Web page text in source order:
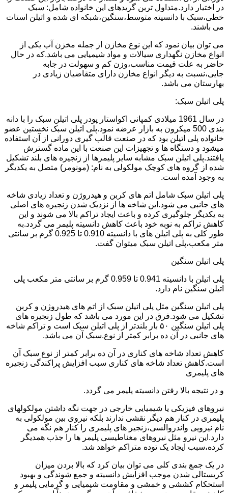
در اختیار دارد.متداول ترین گریدهای این خانواده شامل: سبک
خطی،سبک با دانسیته متوسط،سنگین،شبکه ای شده و اتیلن استات
می باشند.
می توان بیان نمود که این نوع مخازن از جمله مخزن آب یکی از
انواع مخازن نگهداری سیالات و مواد شیمیایی می باشد.که در حال
حاضر به علت قیمت مناسب،وزن کم و سهولت در جابه
جایی،نسبت به دیگر انواع مخازن دارای متقاضیان زیادی در
بهارستان می باشد.
پلی اتیلن سبک:
در سال 1961 میلادی کمپانی اکواستار پودر پلی اتیلن سبک را با دانه
بندی 500 میکرون به بازار عرضه نمود.پلی اتیلن سبک نخستین عضو
خانواده پلی اتیلن بود که در صنعت قالب گیری دورانی از آن استفاده
میشود و دستگاه ها و تجهیزات این صنعت با این ماده گسترش
یافتند.پلی اتیلن سبک مشابه سایر پلیمرها از زنجیره های بلند تشکیل
شده از گروه های کوچک مولکولی به نام: (مونومر) متصل به یکدیگر
به وجود آمده است.
پلی اتیلن سبک شامل اتم های کربن و هیدروژن و تعداد زیادی شاخه
های جانبی می شود.این شاخه ها از نزدیک شدن زنجیره های اصلی
به یکدیگر جلوگیری کرده و باعث ایجاد تراکم بالا می شوند و این
کاهش تراکم به نوبه خود باعث کاهش دانسیته پلیمر می گردد.به
طور کلی به پلی اتیلن های با دانسیته 0.910 تا 0.925 گرم بر سانتی
متر مکعب،پلی اتیلن سبک میتوان گفت.
پلی اتیلن سنگین
پلی اتیلن با دانسیته 0.941 تا 0.959 گرم بر سانتی متر مکعب پلی
اتیلن سنگین نام دارد.
پلی اتیلن سنگین مثل پلی اتیلن سبک از اتم های هیدروژن و کربن
تشکیل می شود.فرق در این مورد می باشد که طول زنجیره های
پلی اتیلن سنگین ۵۰ بار بلندتر از پلی اتیلن سبک است و تراکم شاخه
های جانبی در آن ده برابر کمتر از نوع.سبک آن می باشد.
کاهش تعداد شاخه های کناری در آن ده برابر کمتر از نوع سبک آن
است.کاهش تعداد شاخه های کناری سبب افزایش پراکندگی زنجیره
های پلیمری
و در نتیجه بالا رفتن دانسیته پلیمر می گردد.
نیروهای فیزیکی یا شیمیایی خارجی در جهت نگه داشتن مولکولهای
پلیمری در کنار هم دیگر نقشی ندارند بلکه نیروی بین مولکولی به
نام نیرویی واندروالسی،زنجیر های پلیمری را کنار هم نگه می
دارد.این نیرو مثل نیروهای مغناطیسی پلیمر ها را جذب همدیگر
کرده،سبب ایجاد یک توده متراکم خواهد شد.
در یک جمع بندی کلی می توان بیان کرد که بالا بردن میزان
کریستالی شدن موجب افزایش دانسیته و جمع شوندگی و بهبود
استحکام کششی و خمشی و مقاومت شیمیایی و گرمایی پلیمر و